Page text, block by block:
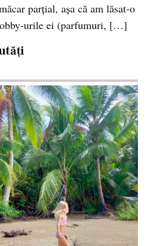
parţial, aşa că am lăsat-o
urile ei (parfumuri, […]